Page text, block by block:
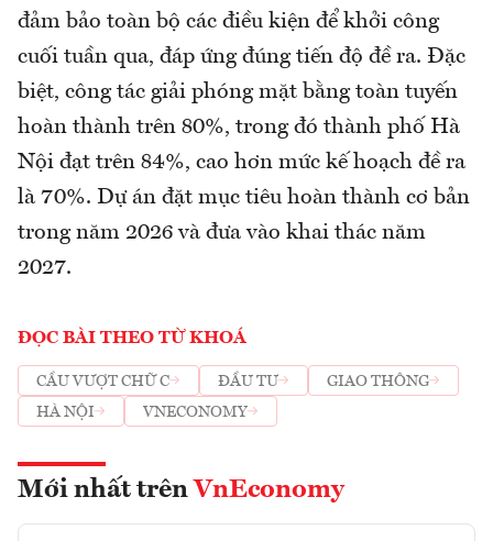
đảm bảo toàn bộ các điều kiện để khởi công
cuối tuần qua, đáp ứng đúng tiến độ đề ra. Đặc
biệt, công tác giải phóng mặt bằng toàn tuyến
hoàn thành trên 80%, trong đó thành phố Hà
Nội đạt trên 84%, cao hơn mức kế hoạch đề ra
là 70%. Dự án đặt mục tiêu hoàn thành cơ bản
trong năm 2026 và đưa vào khai thác năm
2027.
ĐỌC BÀI THEO TỪ KHOÁ
CẦU VƯỢT CHỮ C ĐẦU TƯ
GIAO THÔNG
HÀ NỘI
VNECONOMY
Mới nhất trên VnEconomy